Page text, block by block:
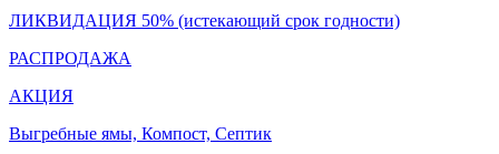
ЛИКВИДАЦИЯ 50% (истекающий срок годности)
РАСПРОДАЖА
АКЦИЯ
Выгребные ямы, Компост, Септик